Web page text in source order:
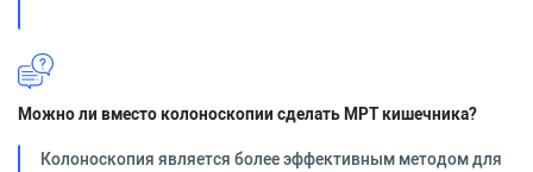
Можно ли вместо колоноскопии сделать МРТ кишечника?
Колоноскопия является более эффективным методом для